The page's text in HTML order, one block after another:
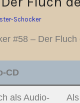
Schocker
#58 – Der
CD
als Audio-